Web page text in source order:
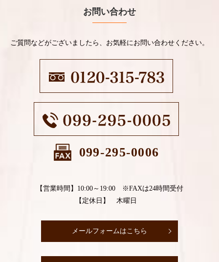
お問い合わせ
ご質問などがございましたら、お気軽にお問い合わせください。
099-295-0006
【営業時間】10:00～19:00 ※FAXは24時間受付
【定休日】 木曜日
メールフォームはこちら